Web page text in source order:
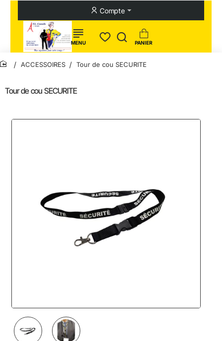
Compte
Tour de cou SECURITE
home
ACCESSOIRES Tour de cou SECURITE